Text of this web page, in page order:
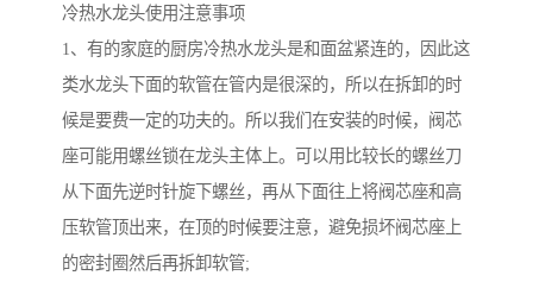
冷热水龙头使用注意事项
1、有的家庭的厨房冷热水龙头是和面盆紧连的，因此这
类水龙头下面的软管在管内是很深的，所以在拆卸的时
候是要费一定的功夫的。所以我们在安装的时候，阀芯
座可能用螺丝锁在龙头主体上。可以用比较长的螺丝刀
从下面先逆时针旋下螺丝，再从下面往上将阀芯座和高
压软管顶出来，在顶的时候要注意，避免损坏阀芯座上
的密封圈然后再拆卸软管;